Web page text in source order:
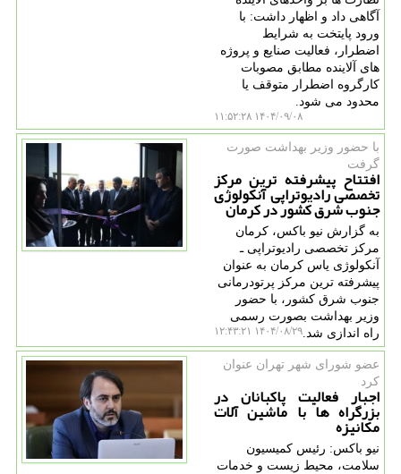
آگاهی داد و اظهار داشت: با
ورود پایتخت به شرایط
اضطرار، فعالیت صنایع و پروژه
های آلاینده مطابق مصوبات
کارگروه اضطرار متوقف یا
محدود می شود.
۱۴۰۴/۰۹/۰۸ ۱۱:۵۲:۲۸
با حضور وزیر بهداشت صورت
گرفت
افتتاح پیشرفته ترین مرکز
تخصصی رادیوتراپی آنکولوژی
جنوب شرق کشور در کرمان
به گزارش نیو باکس، کرمان
مرکز تخصصی رادیوتراپی ـ
آنکولوژی یاس کرمان به عنوان
پیشرفته ترین مرکز پرتودرمانی
جنوب شرق کشور، با حضور
وزیر بهداشت بصورت رسمی
راه اندازی شد. ۱۴۰۴/۰۸/۲۹ ۱۲:۴۳:۲۱
عضو شورای شهر تهران عنوان
كرد
اجبار فعالیت پاکبانان در
بزرگراه ها با ماشین آلات
مکانیزه
نیو باکس: رئیس کمیسیون
سلامت، محیط زیست و خدمات